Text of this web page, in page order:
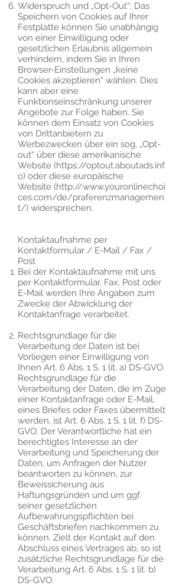
Widerspruch und „Opt-Out“: Das
Speichern von Cookies auf Ihrer
Festplatte können Sie unabhängig
von einer Einwilligung oder
gesetzlichen Erlaubnis allgemein
verhindern, indem Sie in Ihren
Browser-Einstellungen „keine
Cookies akzeptieren“ wählen. Dies
kann aber eine
Funktionseinschränkung unserer
Angebote zur Folge haben. Sie
können dem Einsatz von Cookies
von Drittanbietern zu
Werbezwecken über ein sog. „Opt-
out“ über diese amerikanische
Website (https://optout.aboutads.inf
o) oder diese europäische
Website (http://www.youronlinechoi
ces.com/de/praferenzmanagemen
t/) widersprechen.
Kontaktaufnahme per
Kontaktformular / E-Mail / Fax /
Post
Bei der Kontaktaufnahme mit uns
per Kontaktformular, Fax, Post oder
E-Mail werden Ihre Angaben zum
Zwecke der Abwicklung der
Kontaktanfrage verarbeitet.
Rechtsgrundlage für die
Verarbeitung der Daten ist bei
Vorliegen einer Einwilligung von
Ihnen Art. 6 Abs. 1 S. 1 lit. a) DS-GVO.
Rechtsgrundlage für die
Verarbeitung der Daten, die im Zuge
einer Kontaktanfrage oder E-Mail,
eines Briefes oder Faxes übermittelt
werden, ist Art. 6 Abs. 1 S. 1 lit. f) DS-
GVO. Der Verantwortliche hat ein
berechtigtes Interesse an der
Verarbeitung und Speicherung der
Daten, um Anfragen der Nutzer
beantworten zu können, zur
Beweissicherung aus
Haftungsgründen und um ggf.
seiner gesetzlichen
Aufbewahrungspflichten bei
Geschäftsbriefen nachkommen zu
können. Zielt der Kontakt auf den
Abschluss eines Vertrages ab, so ist
zusätzliche Rechtsgrundlage für die
Verarbeitung Art. 6 Abs. 1 S. 1 lit. b)
DS-GVO.